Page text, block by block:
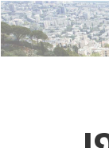
לחץ
כאן
לחץ
כדי